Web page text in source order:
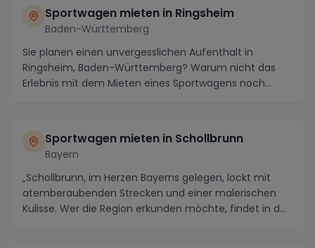
Sportwagen mieten in Ringsheim
Baden-Württemberg
Sie planen einen unvergesslichen Aufenthalt in
Ringsheim, Baden-Württemberg? Warum nicht das
Erlebnis mit dem Mieten eines Sportwagens noch
Sportwagen mieten in Schollbrunn
Bayern
„Schollbrunn, im Herzen Bayerns gelegen, lockt mit
atemberaubenden Strecken und einer malerischen
Kulisse. Wer die Region erkunden möchte, findet in d...